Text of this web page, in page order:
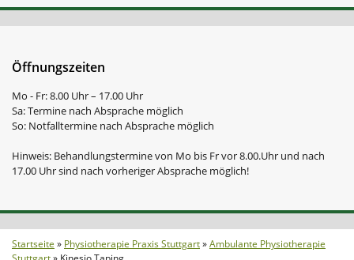
Öffnungszeiten
Mo - Fr: 8.00 Uhr – 17.00 Uhr
Sa: Termine nach Absprache möglich
So: Notfalltermine nach Absprache möglich
Hinweis: Behandlungstermine von Mo bis Fr vor 8.00.Uhr und nach
17.00 Uhr sind nach vorheriger Absprache möglich!
Startseite » Physiotherapie Praxis Stuttgart»Ambulante Physiotherapie